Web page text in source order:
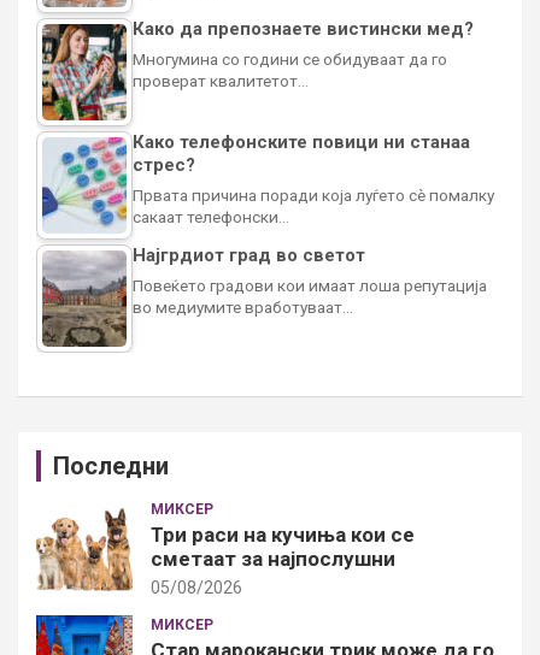
Како да препознаете вистински мед?
Многумина со години се обидуваат да го
проверат квалитетот…
Како телефонските повици ни станаа
стрес?
Првата причина поради која луѓето сè помалку
сакаат телефонски…
Најгрдиот град во светот
Повеќето градови кои имаат лоша репутација
во медиумите вработуваат…
Последни
МИКСЕР
Три раси на кучиња кои се
сметаат за најпослушни
05/08/2026
МИКСЕР
Стар марокански трик може да го